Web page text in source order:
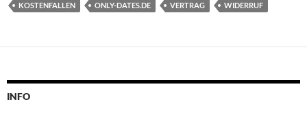
KOSTENFALLEN
ONLY-DATES.DE VERTRAG WIDERRUF
INFO